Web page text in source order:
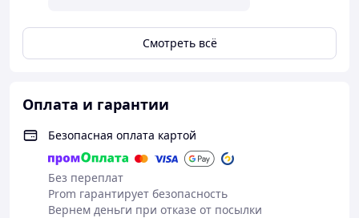
Смотреть всё
Оплата и гарантии
Безопасная оплата картой
Без переплат
Prom гарантирует безопасность
Вернем деньги при отказе от посылки